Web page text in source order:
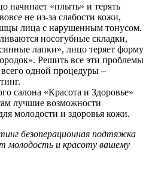
начинает «плыть» и терять
не из-за слабости кожи,
лица с нарушенным тонусом.
носогубные складки,
лапки», лицо теряет форму
Решить все эти проблемы
одной процедуры –
салона «Красота и Здоровье»
лучшие возможности
молодости и здоровья кожи.
безоперационная подтяжка
молодость и красоту вашему